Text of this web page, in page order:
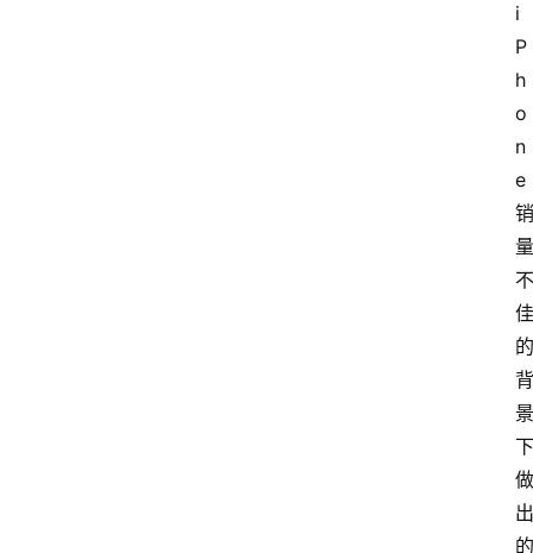
i
P
h
o
n
e
销
量
不
佳
的
背
景
下
做
出
的